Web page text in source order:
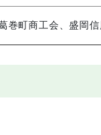
巻町商工会、盛岡